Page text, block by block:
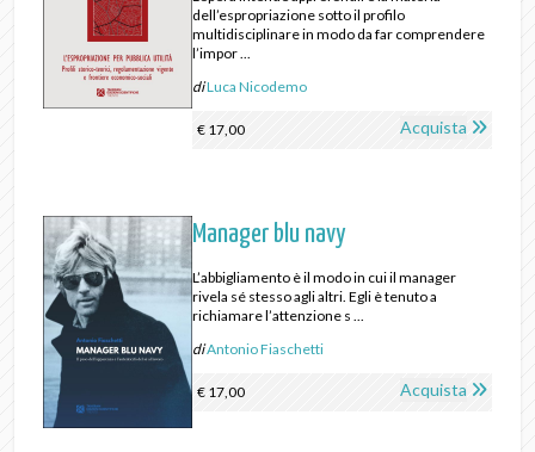
dell’espropriazione sotto il profilo
multidisciplinare in modo da far comprendere
l’impor ...
diLuca Nicodemo
€ 17,00 Acquista
Manager blu navy
L’abbigliamento è il modo in cui il manager
rivela sé stesso agli altri. Egli è tenuto a
richiamare l’attenzione s ...
diAntonio Fiaschetti
€ 17,00 Acquista